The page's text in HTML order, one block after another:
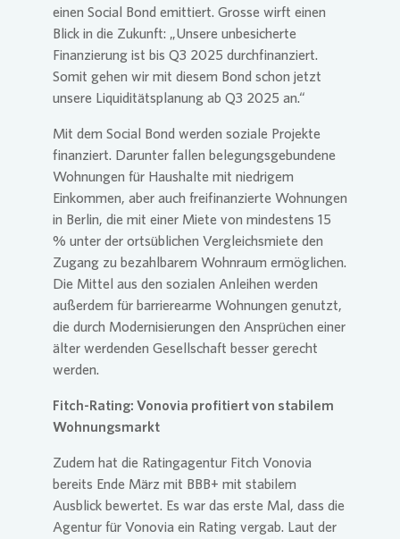
einen Social Bond emittiert. Grosse wirft einen
Blick in die Zukunft: „Unsere unbesicherte
Finanzierung ist bis Q3 2025 durchfinanziert.
Somit gehen wir mit diesem Bond schon jetzt
unsere Liquiditätsplanung ab Q3 2025 an.“
Mit dem Social Bond werden soziale Projekte
finanziert. Darunter fallen belegungsgebundene
Wohnungen für Haushalte mit niedrigem
Einkommen, aber auch freifinanzierte Wohnungen
in Berlin, die mit einer Miete von mindestens 15
% unter der ortsüblichen Vergleichsmiete den
Zugang zu bezahlbarem Wohnraum ermöglichen.
Die Mittel aus den sozialen Anleihen werden
außerdem für barrierearme Wohnungen genutzt,
die durch Modernisierungen den Ansprüchen einer
älter werdenden Gesellschaft besser gerecht
werden.
Fitch-Rating: Vonovia profitiert von stabilem
Wohnungsmarkt
Zudem hat die Ratingagentur Fitch Vonovia
bereits Ende März mit BBB+ mit stabilem
Ausblick bewertet. Es war das erste Mal, dass die
Agentur für Vonovia ein Rating vergab. Laut der